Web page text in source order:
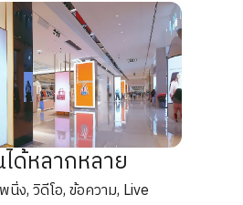
ได้หลากหลาย
ง, วิดีโอ, ข้อความ, Live